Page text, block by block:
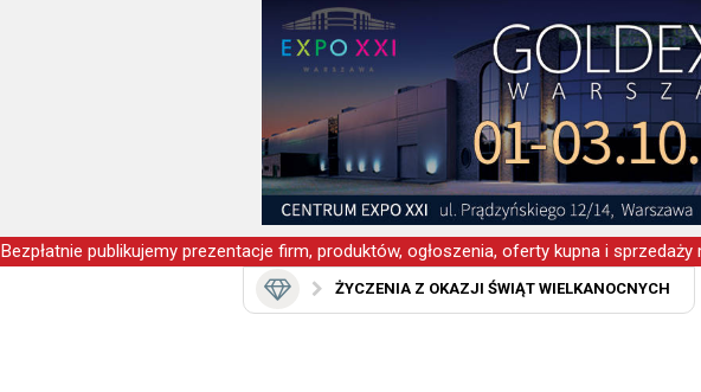
Bezpłatnie publikujemy prezentacje firm, produktów, ogłoszenia, oferty kupna i
ŻYCZENIA Z OKAZJI ŚWIĄT WIELKANOCNYCH